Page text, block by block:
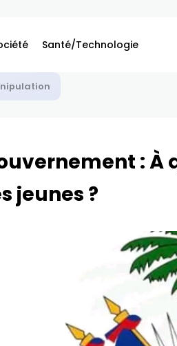
Santé/Technologie
– sécurité
: À
jeunes ?